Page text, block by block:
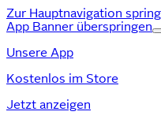
Zur Hauptnavigation
App Banner überspringen
Unsere App
Kostenlos im Store
Jetzt anzeigen